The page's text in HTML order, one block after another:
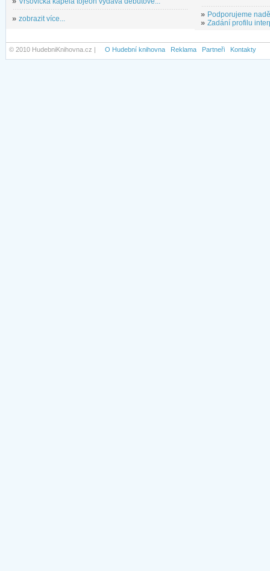
» zobrazit více... » Podporujeme
» Zadání profilu
© 2010 HudebniKnihovna.cz | O Hudební knihovna Reklama Partneři Kontakty